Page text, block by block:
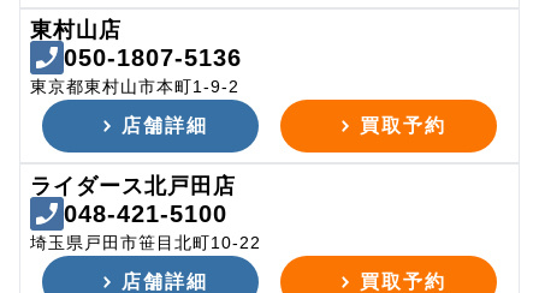
東村山店
050-1807-5136
東京都東村山市本町1-9-2
店舗詳細 買取予約
ライダース北戸田店
048-421-5100
埼玉県戸田市笹目北町10-22
店舗詳細 買取予約